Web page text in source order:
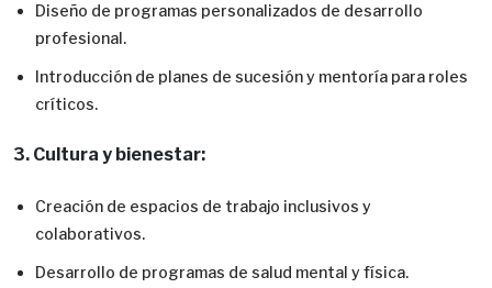
Diseño de programas personalizados de desarrollo
profesional.
Introducción de planes de sucesión y mentoría para roles
críticos.
3. Cultura y bienestar:
Creación de espacios de trabajo inclusivos y
colaborativos.
Desarrollo de programas de salud mental y física.